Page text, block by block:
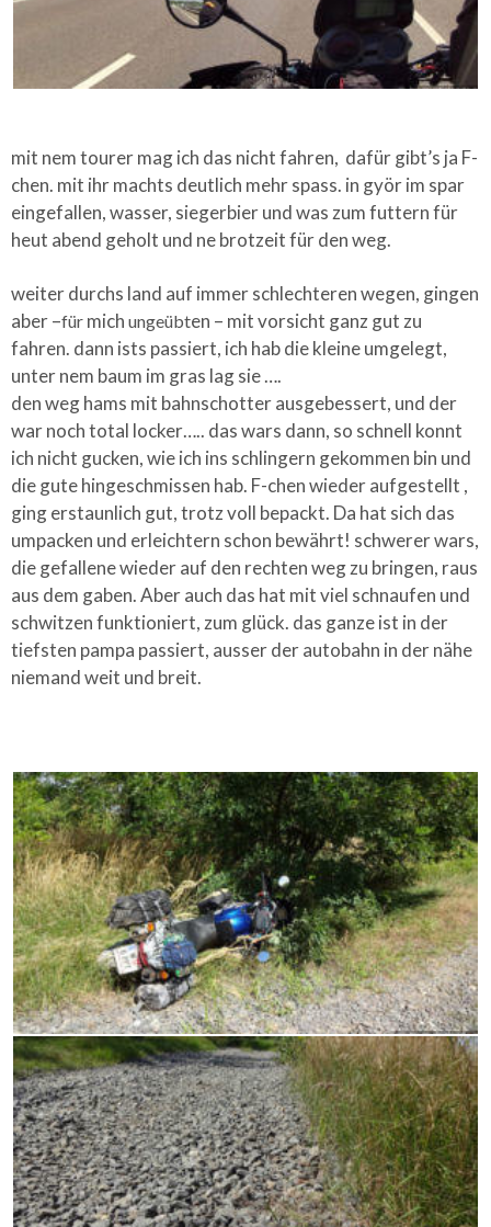
mit nem tourer mag ich das nicht fahren, dafür gibt’s ja F-
chen. mit ihr machts deutlich mehr spass. in györ im spar
eingefallen, wasser, siegerbier und was zum futtern für
heut abend geholt und ne brotzeit für den weg.
weiter durchs land auf immer schlechteren wegen, gingen
aber –für mich ungeübten – mit vorsicht ganz gut zu
fahren. dann ists passiert, ich hab die kleine umgelegt,
unter nem baum im gras lag sie ….
den weg hams mit bahnschotter ausgebessert, und der
war noch total locker….. das wars dann, so schnell konnt
ich nicht gucken, wie ich ins schlingern gekommen bin und
die gute hingeschmissen hab. F-chen wieder aufgestellt ,
ging erstaunlich gut, trotz voll bepackt. Da hat sich das
umpacken und erleichtern schon bewährt! schwerer wars,
die gefallene wieder auf den rechten weg zu bringen, raus
aus dem gaben. Aber auch das hat mit viel schnaufen und
schwitzen funktioniert, zum glück. das ganze ist in der
tiefsten pampa passiert, ausser der autobahn in der nähe
niemand weit und breit.